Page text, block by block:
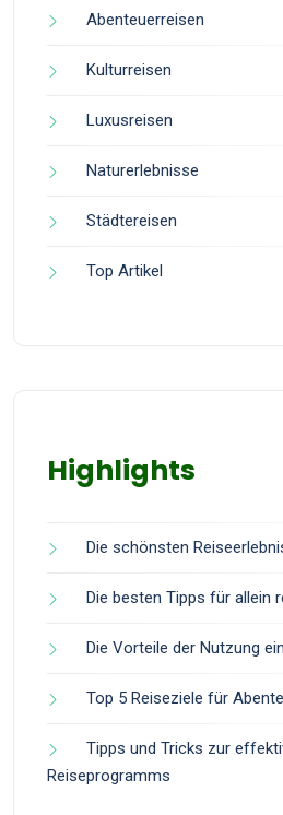
Abenteuerreisen
Kulturreisen
Luxusreisen
Naturerlebnisse
Städtereisen
Top Artikel
Highlights
Die schönsten
Die besten Tipps für allein
Die Vorteile der Nutzung
Top 5 Reiseziele für
Tipps und Tricks zur
Reiseprogramms